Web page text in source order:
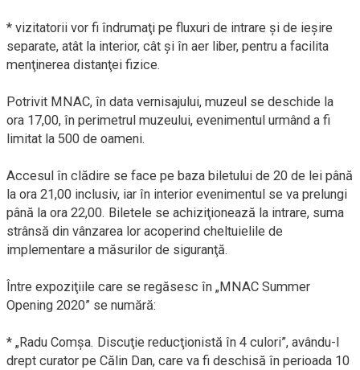
* vizitatorii vor fi îndrumaţi pe fluxuri de intrare şi de ieşire
separate, atât la interior, cât şi în aer liber, pentru a facilita
menţinerea distanţei fizice.
Potrivit MNAC, în data vernisajului, muzeul se deschide la
ora 17,00, în perimetrul muzeului, evenimentul urmând a fi
limitat la 500 de oameni.
Accesul în clădire se face pe baza biletului de 20 de lei până
la ora 21,00 inclusiv, iar în interior evenimentul se va prelungi
până la ora 22,00. Biletele se achiziţionează la intrare, suma
strânsă din vânzarea lor acoperind cheltuielile de
implementare a măsurilor de siguranţă.
Între expoziţiile care se regăsesc în „MNAC Summer
Opening 2020” se numără:
* „Radu Comşa. Discuţie reducţionistă în 4 culori”, avându-l
drept curator pe Călin Dan, care va fi deschisă în perioada 10